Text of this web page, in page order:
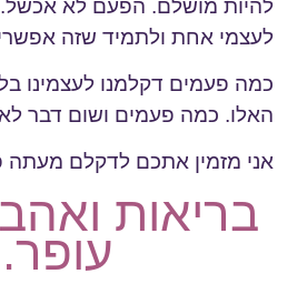
להיות מושלם. הפעם לא
לעצמי אחת ולתמיד שזה
כמה פעמים דקלמנו לעצמינו
האלו. כמה פעמים ושום דבר
אני מזמין אתכם לדקלם מעתה
בריאות
עופר.